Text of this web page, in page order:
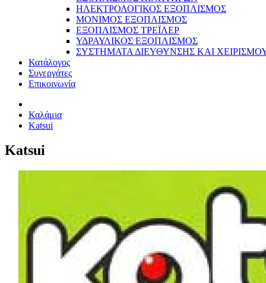
ΗΛΕΚΤΡΟΛΟΓΙΚΟΣ ΕΞΟΠΛΙΣΜΟΣ
ΜΟΝΙΜΟΣ ΕΞΟΠΛΙΣΜΟΣ
ΕΞΟΠΛΙΣΜΟΣ ΤΡΕΪΛΕΡ
ΥΔΡΑΥΛΙΚΟΣ ΕΞΟΠΛΙΣΜΟΣ
ΣΥΣΤΗΜΑΤΑ ΔΙΕΥΘΥΝΣΗΣ ΚΑΙ
Κατάλογος
Συνεργάτες
Επικοινωνία
Καλάμια
Katsui
Katsui